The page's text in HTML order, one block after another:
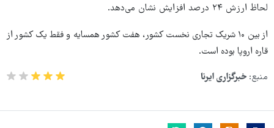
لحاظ ارزش ۲۴ درصد افزایش نشان می‌دهد.
از بین ۱۰ شریک تجاری نخست کشور، هفت کشور همسایه و فقط یک کشور از
قاره اروپا بوده است.
منبع: خبرگزاری ایرنا